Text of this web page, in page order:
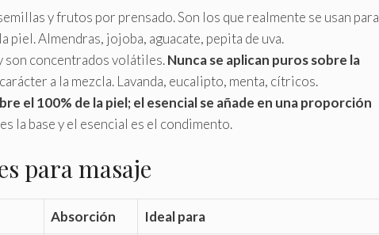
y frutos por prensado. Son los que realmente se usan para
Almendras, jojoba, aguacate, pepita de uva.
son concentrados volátiles.Nunca se aplican puros sobre la
a la mezcla. Lavanda, eucalipto, menta, cítricos.
el 100% de la piel; el esencial se añade en una proporción
la base y el esencial es el condimento.
para masaje
Absorción Ideal para